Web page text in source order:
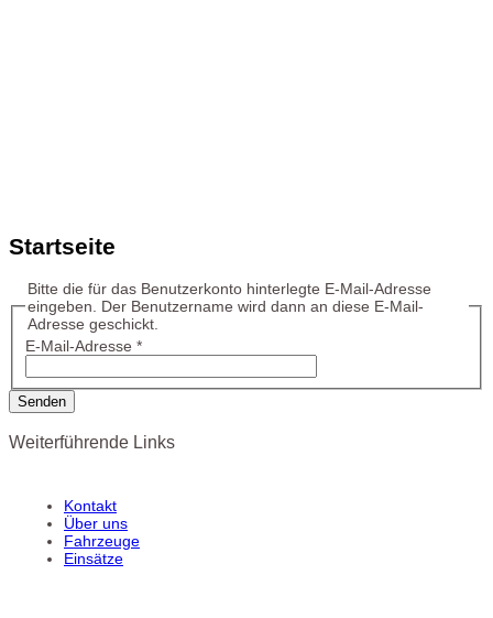
Startseite
Bitte die für das Benutzerkonto hinterlegte E-Mail-Adresse
eingeben. Der Benutzername wird dann an diese E-Mail-
Adresse geschickt.
E-Mail-Adresse *
Senden
Weiterführende Links
Kontakt
Über uns
Fahrzeuge
Einsätze